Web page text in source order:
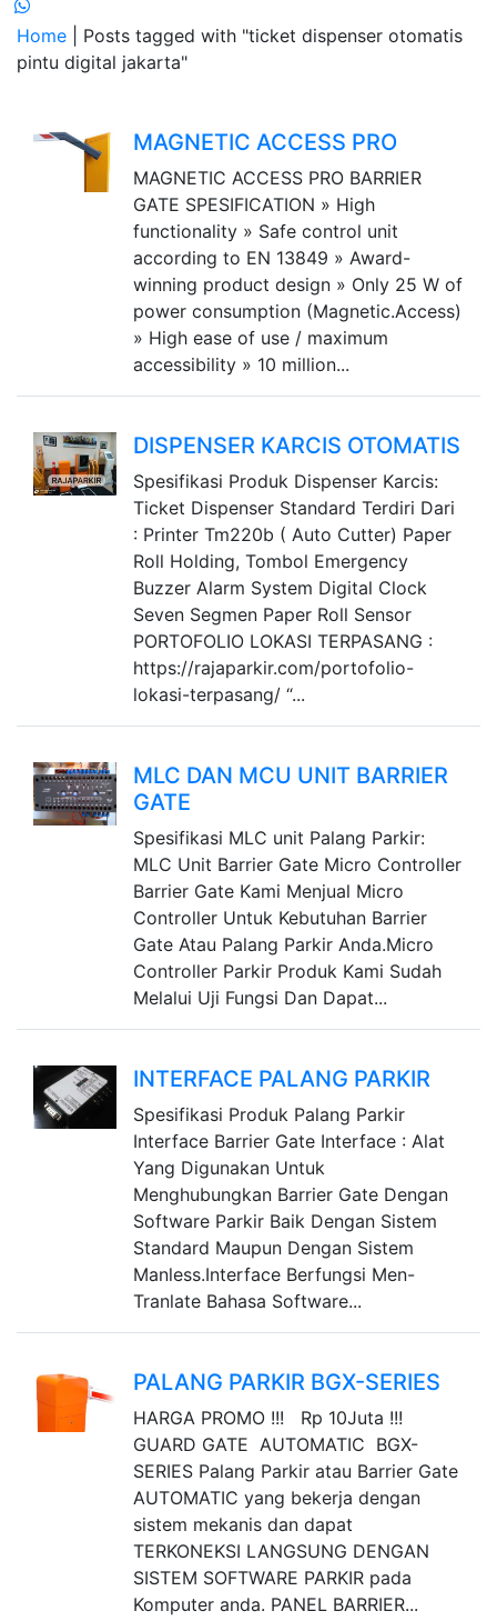
Home
| Posts tagged with "ticket dispenser otomatis
pintu digital jakarta"
MAGNETIC ACCESS PRO
MAGNETIC ACCESS PRO BARRIER
GATE SPESIFICATION » High
functionality » Safe control unit
according to EN 13849 » Award-
winning product design » Only 25 W of
power consumption (Magnetic.Access)
» High ease of use / maximum
accessibility » 10 million...
DISPENSER KARCIS OTOMATIS
Spesifikasi Produk Dispenser Karcis:
Ticket Dispenser Standard Terdiri Dari
: Printer Tm220b ( Auto Cutter) Paper
Roll Holding, Tombol Emergency
Buzzer Alarm System Digital Clock
Seven Segmen Paper Roll Sensor
PORTOFOLIO LOKASI TERPASANG :
https://rajaparkir.com/portofolio-
lokasi-terpasang/ “...
MLC DAN MCU UNIT BARRIER
GATE
Spesifikasi MLC unit Palang Parkir:
MLC Unit Barrier Gate Micro Controller
Barrier Gate Kami Menjual Micro
Controller Untuk Kebutuhan Barrier
Gate Atau Palang Parkir Anda.Micro
Controller Parkir Produk Kami Sudah
Melalui Uji Fungsi Dan Dapat...
INTERFACE PALANG PARKIR
Spesifikasi Produk Palang Parkir
Interface Barrier Gate Interface : Alat
Yang Digunakan Untuk
Menghubungkan Barrier Gate Dengan
Software Parkir Baik Dengan Sistem
Standard Maupun Dengan Sistem
Manless.Interface Berfungsi Men-
Tranlate Bahasa Software...
PALANG PARKIR BGX-SERIES
HARGA PROMO !!! Rp 10Juta !!!
GUARD GATE AUTOMATIC BGX-
SERIES Palang Parkir atau Barrier Gate
AUTOMATIC yang bekerja dengan
sistem mekanis dan dapat
TERKONEKSI LANGSUNG DENGAN
SISTEM SOFTWARE PARKIR pada
Komputer anda. PANEL BARRIER...